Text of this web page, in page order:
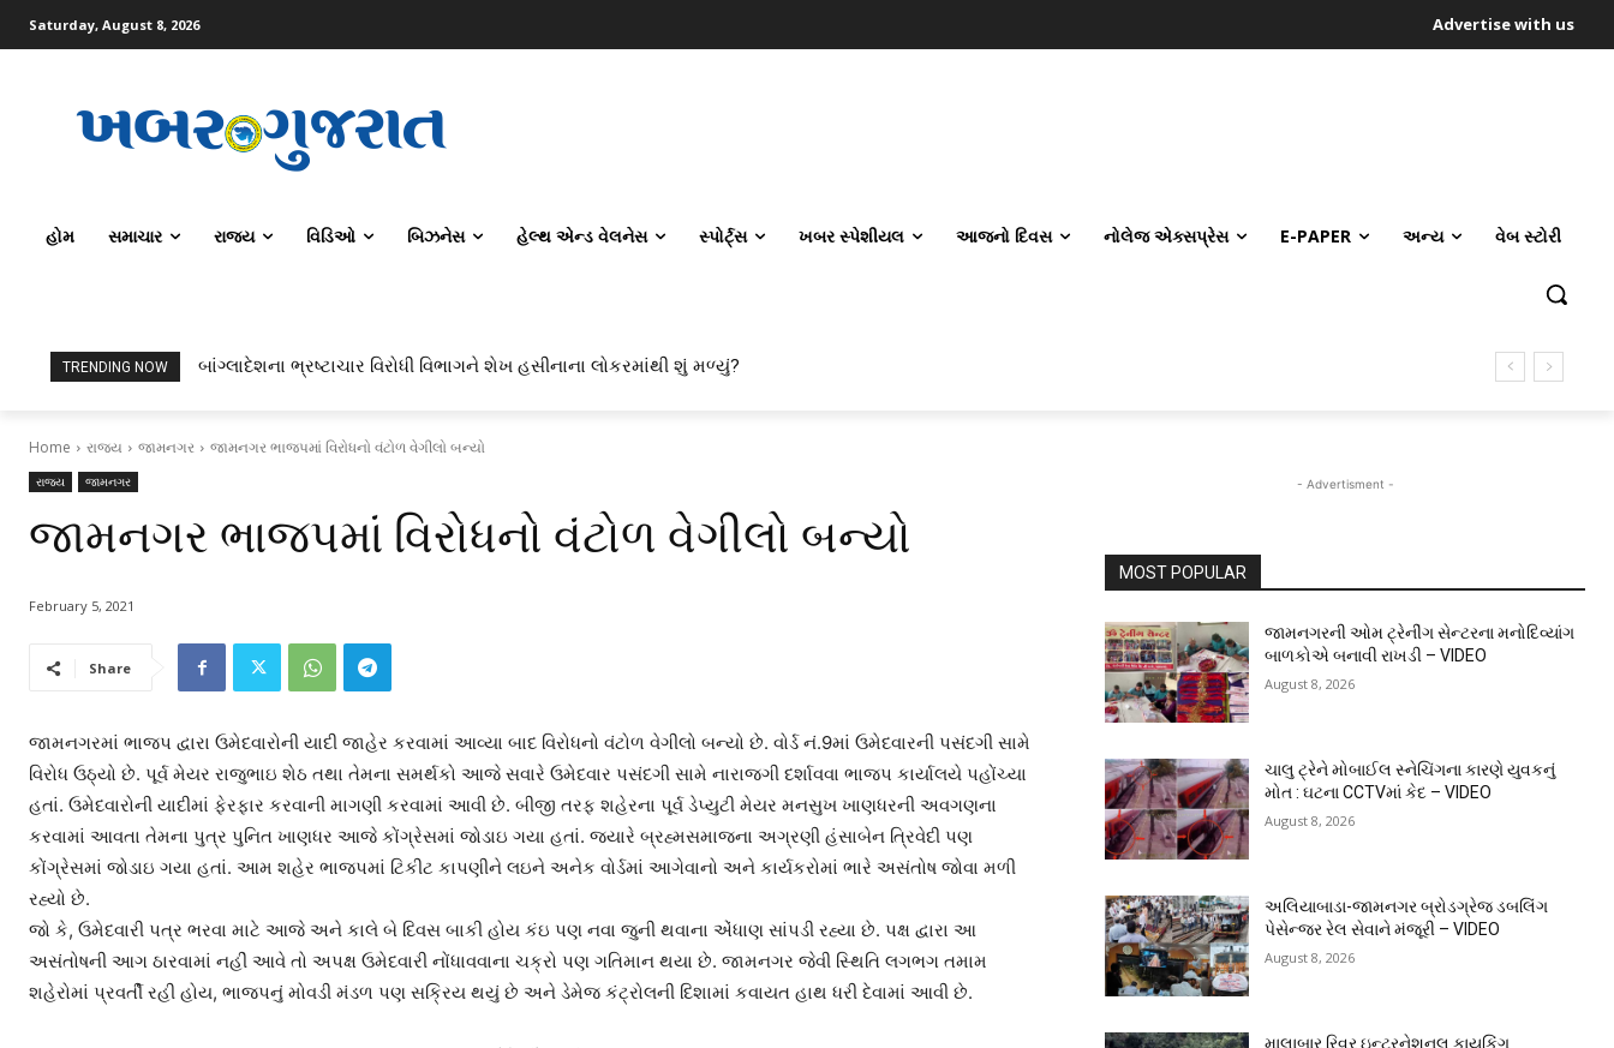
Saturday, August 8, 2026 Advertise with us
હોમ સમાચાર રાજ્ય વિડિઓ બિઝનેસ હેલ્થ એન્ડ વેલનેસ સ્પોર્ટ્સ ખબર સ્પેશીયલ આજનો દિવસ નોલેજ એક્સપ્રેસ E-PAPER અન્ય વેબ સ્ટોરી
TRENDING NOW બાંગ્લાદેશના ભ્રષ્ટાચાર વિરોધી વિભાગને શેખ હસીનાના લોકરમાંથી શું મળ્યું?
Home રાજ્ય જામનગર જામનગર ભાજપમાં વિરોધનો વંટોળ વેગીલો બન્યો
રાજ્ય જામનગર
જામનગર ભાજપમાં વિરોધનો વંટોળ વેગીલો બન્યો
February 5, 2021
Share
જામનગરમાં ભાજપ દ્વારા ઉમેદવારોની યાદી જાહેર કરવામાં આવ્યા બાદ વિરોધનો વંટોળ વેગીલો બન્યો છે. વોર્ડ નં.9માં ઉમેદવારની પસંદગી સામે
વિરોધ ઉઠ્યો છે. પૂર્વ મેયર રાજુભાઇ શેઠ તથા તેમના સમર્થકો આજે સવારે ઉમેદવાર પસંદગી સામે નારાજગી દર્શાવવા ભાજપ કાર્યાલયે પહોંચ્યા
હતાં. ઉમેદવારોની યાદીમાં ફેરફાર કરવાની માગણી કરવામાં આવી છે. બીજી તરફ શહેરના પૂર્વ ડેપ્યુટી મેયર મનસુખ ખાણધરની અવગણના
કરવામાં આવતા તેમના પુત્ર પુનિત ખાણધર આજે કોંગ્રેસમાં જોડાઇ ગયા હતાં. જ્યારે બ્રહ્મસમાજના અગ્રણી હંસાબેન ત્રિવેદી પણ
કોંગ્રેસમાં જોડાઇ ગયા હતાં. આમ શહેર ભાજપમાં ટિકીટ કાપણીને લઇને અનેક વોર્ડમાં આગેવાનો અને કાર્યકરોમાં ભારે અસંતોષ જોવા મળી
રહ્યો છે.
જો કે, ઉમેદવારી પત્ર ભરવા માટે આજે અને કાલે બે દિવસ બાકી હોય કંઇ પણ નવા જુની થવાના એંધાણ સાંપડી રહ્યા છે. પક્ષ દ્વારા આ
અસંતોષની આગ ઠારવામાં નહીં આવે તો અપક્ષ ઉમેદવારી નોંધાવવાના ચક્રો પણ ગતિમાન થયા છે. જામનગર જેવી સ્થિતિ લગભગ તમામ
શહેરોમાં પ્રવર્તી રહી હોય, ભાજપનું મોવડી મંડળ પણ સક્રિય થયું છે અને ડેમેજ કંટ્રોલની દિશામાં કવાયત હાથ ધરી દેવામાં આવી છે.
- Advertisment -
MOST POPULAR
જામનગરની ઓમ ટ્રેનીંગ સેન્ટરના મનોદિવ્યાંગ
બાળકોએ બનાવી રાખડી – VIDEO
August 8, 2026
ચાલુ ટ્રેને મોબાઈલ સ્નેચિંગના કારણે યુવકનું
મોત : ઘટના CCTVમાં કેદ – VIDEO
August 8, 2026
અલિયાબાડા-જામનગર બ્રોડગ્રેજ ડબલિંગ
પેસેન્જર રેલ સેવાને મંજૂરી – VIDEO
August 8, 2026
માલાબાર રિવર ઇન્ટરનેશનલ કાયકિંગ